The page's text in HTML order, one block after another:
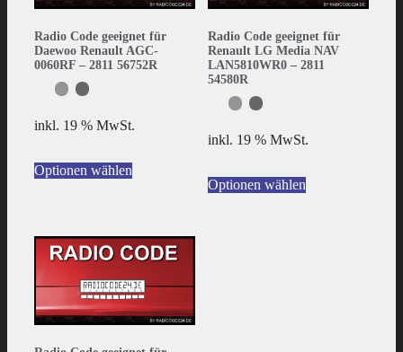
Radio Code geeignet für
Daewoo Renault AGC-
0060RF – 2811 56752R
inkl. 19 % MwSt.
Optionen wählen
Radio Code geeignet für
Renault LG Media NAV
LAN5810WR0 – 2811
54580R
inkl. 19 % MwSt.
Optionen wählen